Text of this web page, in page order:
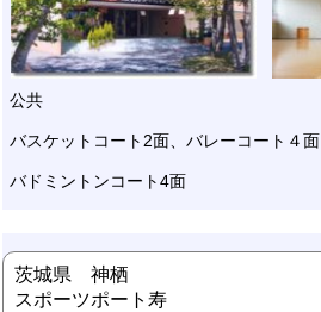
公共
バスケットコート2面、バレーコート４面
バドミントンコート4面
茨城県 神栖
スポーツポート寿